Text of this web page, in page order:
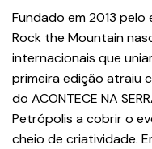
Fundado em 2013 pelo
Rock the Mountain
internacionais que
primeira edição atraiu
do ACONTECE NA
Petrópolis a cobrir o
cheio de criatividade.